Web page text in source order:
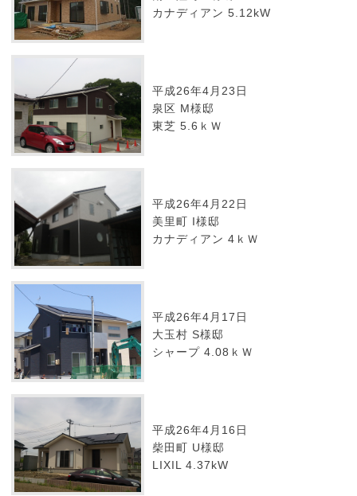
カナディアン 5.12kW
平成26年4月23日
泉区 M様邸
東芝 5.6ｋＷ
平成26年4月22日
美里町 I様邸
カナディアン 4ｋＷ
平成26年4月17日
大玉村 S様邸
シャープ 4.08ｋＷ
平成26年4月16日
柴田町 U様邸
LIXIL 4.37kW